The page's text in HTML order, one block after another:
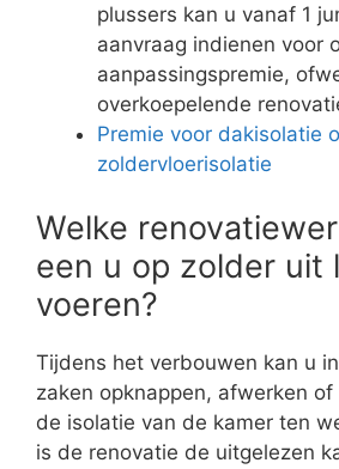
plussers kan u vanaf 1
aanvraag indienen voor
aanpassingspremie,
overkoepelende
Premie voor dakisolatie
zoldervloerisolatie
Welke
een u op zolder uit
voeren?
Tijdens het verbouwen kan u
zaken opknappen, afwerken
de isolatie van de kamer ten
is de renovatie de uitgelezen